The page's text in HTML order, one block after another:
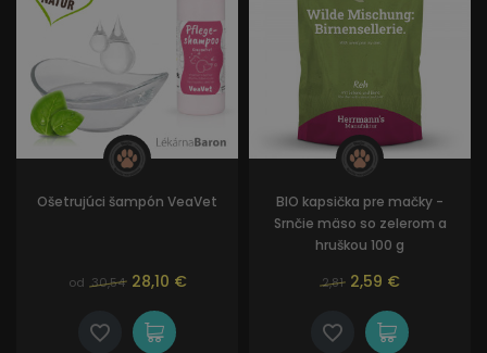
Ošetrujúci šampón VeaVet
od 30,54 28,10 €
BIO kapsička pre mačky -
Srnčie mäso so zelerom a
hruškou 100 g
2,81 2,59 €